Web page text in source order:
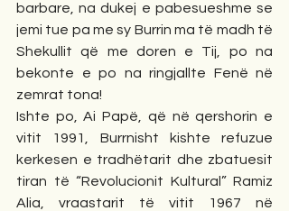
barbare, na dukej e pabesueshme se
jemi tue pa me sy Burrin ma të madh të
Shekullit që me doren e Tij, po na
bekonte e po na ringjallte Fenë në
zemrat tona!
Ishte po, Ai Papë, që në qershorin e
vitit 1991, Burrnisht kishte refuzue
kerkesen e tradhëtarit dhe zbatuesit
tiran të “Revolucionit Kultural” Ramiz
Alia, vraastarit të vitit 1967 në